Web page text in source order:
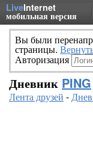
LiveInternet
мобильная версия
Вы были
страницы.
Авторизация
Дневник PING
Лента друзей -